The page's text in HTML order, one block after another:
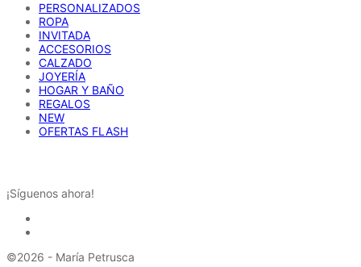
PERSONALIZADOS
ROPA
INVITADA
ACCESORIOS
CALZADO
JOYERÍA
HOGAR Y BAÑO
REGALOS
NEW
OFERTAS FLASH
¡Síguenos ahora!
©2026 - María Petrusca